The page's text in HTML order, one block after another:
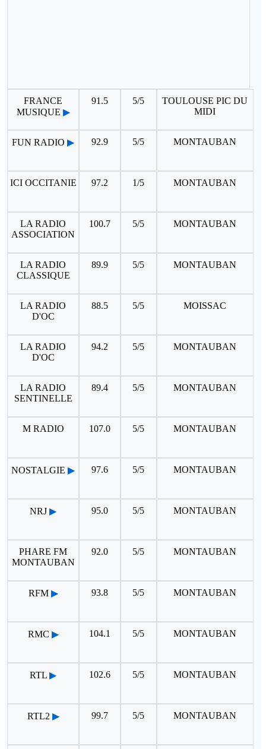
FRANCE
MUSIQUE ▶
91.5 5/5
TOULOUSE PIC DU
MIDI
FUN RADIO ▶ 92.9 5/5 MONTAUBAN
ICI OCCITANIE 97.2 1/5 MONTAUBAN
LA RADIO
ASSOCIATION
100.7 5/5 MONTAUBAN
LA RADIO
CLASSIQUE
89.9 5/5 MONTAUBAN
LA RADIO
D'OC
88.5 5/5 MOISSAC
LA RADIO
D'OC
94.2 5/5 MONTAUBAN
LA RADIO
SENTINELLE
89.4 5/5 MONTAUBAN
M RADIO 107.0 5/5 MONTAUBAN
NOSTALGIE ▶ 97.6 5/5 MONTAUBAN
NRJ ▶ 95.0 5/5 MONTAUBAN
PHARE FM
MONTAUBAN
92.0 5/5 MONTAUBAN
RFM ▶ 93.8 5/5 MONTAUBAN
RMC ▶ 104.1 5/5 MONTAUBAN
RTL ▶ 102.6 5/5 MONTAUBAN
RTL2 ▶ 99.7 5/5 MONTAUBAN